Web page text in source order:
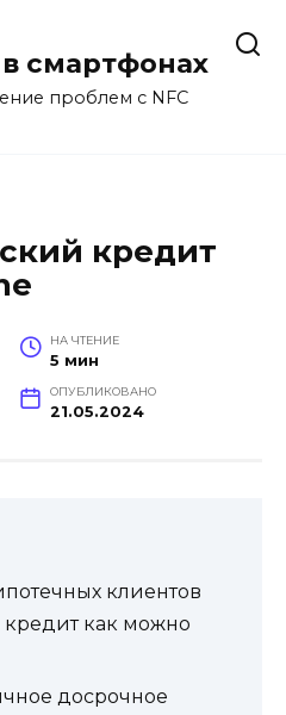
в смартфонах
проблем с NFC
кредит
НА ЧТЕНИЕ
5 мин
ОПУБЛИКОВАНО
21.05.2024
клиентов
кредит как можно
досрочное